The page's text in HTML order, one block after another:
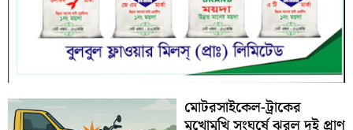
মোটরসাইকেল-ট্রাকের